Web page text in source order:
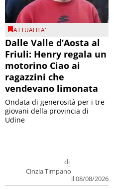
ATTUALITA'
Dalle Valle d’Aosta al
Friuli: Henry regala un
motorino Ciao ai
ragazzini che
vendevano limonata
di
Cinzia Timpano
il 08/08/2026
Ondata di generosità per i tre
giovani della provincia di
Udine